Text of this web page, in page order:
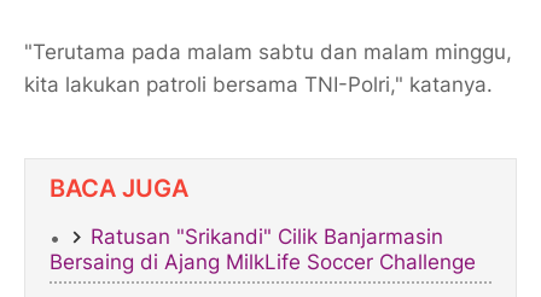
"Terutama pada malam sabtu dan malam minggu,
kita lakukan patroli bersama TNI-Polri," katanya.
BACA JUGA
Ratusan "Srikandi" Cilik Banjarmasin
Bersaing di Ajang MilkLife Soccer Challenge